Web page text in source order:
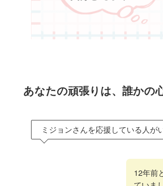
あなたの頑張りは、誰かの
ミジョンさんを応援している人が
12年前